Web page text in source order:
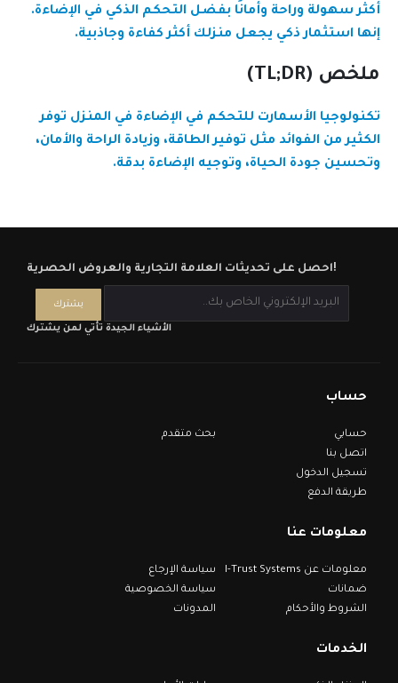
أكثر سهولة وراحة وأمانًا بفضل التحكم الذكي في الإضاءة.
إنها استثمار ذكي يجعل منزلك أكثر كفاءة وجاذبية.
ملخص (TL;DR)
تكنولوجيا الأسمارت للتحكم في الإضاءة في المنزل توفر
الكثير من الفوائد مثل توفير الطاقة، وزيادة الراحة والأمان،
وتحسين جودة الحياة، وتوجيه الإضاءة بدقة.
احصل على تحديثات العلامة التجارية والعروض الحصرية!
الأشياء الجيدة تأتي لمن يشترك
حساب
حسابي
اتصل بنا
تسجيل الدخول
طريقة الدفع
بحث متقدم
معلومات عنا
معلومات عن I-Trust Systems
ضمانات
الشروط والأحكام
سياسة الإرجاع
سياسة الخصوصية
المدونات
الخدمات